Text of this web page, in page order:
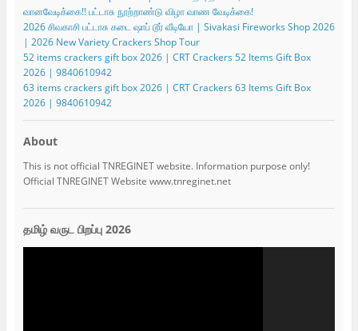
வானவேடிக்கை!! பட்டாசு நூற்றாண்டு விழா வாண வேடிக்கை!
2026 சிவகாசி பட்டாசு கடை ஷாப் டூர் வீடியோ | Sivakasi Fireworks Shop 2026
| 2026 New Variety Crackers Shop Tour
52 items crackers gift box 2026 | CRT Crackers 52 Items Gift Box
2026 | 9840610942
63 items crackers gift box 2026 | CRT Crackers 63 Items Gift Box
2026 | 9840610942
About
This is not official TNREGINET website. Information purpose only!
Official TNREGINET Website www.tnreginet.net
தமிழ் வருட பிறப்பு 2026